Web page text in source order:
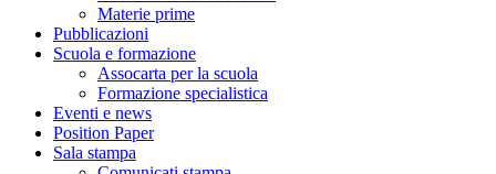
Materie prime
Pubblicazioni
Scuola e formazione
Assocarta per la scuola
Formazione specialistica
Eventi e news
Position Paper
Sala stampa